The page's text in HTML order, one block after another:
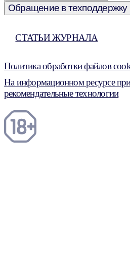
Обращение в техподдержку
СТАТЬИ ЖУРНАЛА
Политика обработки файлов
На информационном ресурсе
рекомендательные технологии